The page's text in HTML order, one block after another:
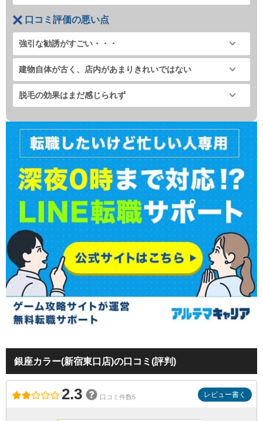
口コミ評価の悪い点
強引な勧誘がすごい・・・
建物自体が古く、店内があまりきれいではない
脱毛の効果はまだ感じられず
銀座カラー(新宿東口店)の口コミ(評判)
2.3 口コミ件数5 レビュー書く